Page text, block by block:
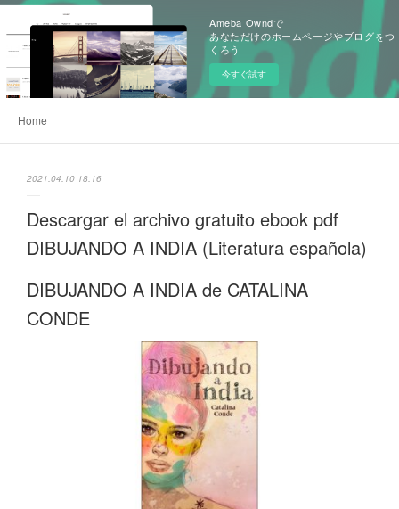
Ameba Owndで
あなただけのホームページやブログをつ
くろう
今すぐ試す
Home
2021.04.10 18:16
Descargar el archivo gratuito ebook pdf
DIBUJANDO A INDIA (Literatura española)
DIBUJANDO A INDIA de CATALINA
CONDE